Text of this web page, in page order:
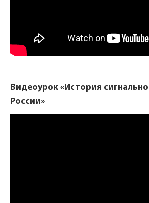
Видеоурок «История
России»